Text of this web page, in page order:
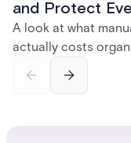
and Protect
A look at what
actually costs
— and how Acre's